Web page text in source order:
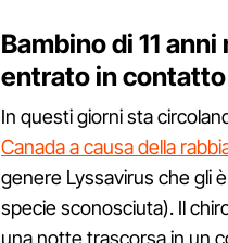
Bambino di 11
entrato in
In questi giorni sta
Canada a causa della
genere Lyssavirus che gli
specie sconosciuta). Il
una notte trascorsa in un